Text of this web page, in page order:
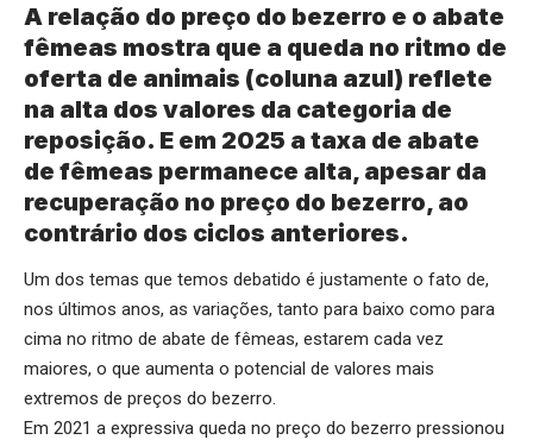
A relação do preço do bezerro e o abate
fêmeas mostra que a queda no ritmo de
oferta de animais (coluna azul) reflete
na alta dos valores da categoria de
reposição. E em 2025 a taxa de abate
de fêmeas permanece alta, apesar da
recuperação no preço do bezerro, ao
contrário dos ciclos anteriores.
Um dos temas que temos debatido é justamente o fato de,
nos últimos anos, as variações, tanto para baixo como para
cima no ritmo de abate de fêmeas, estarem cada vez
maiores, o que aumenta o potencial de valores mais
extremos de preços do bezerro.
Em 2021 a expressiva queda no preço do bezerro pressionou